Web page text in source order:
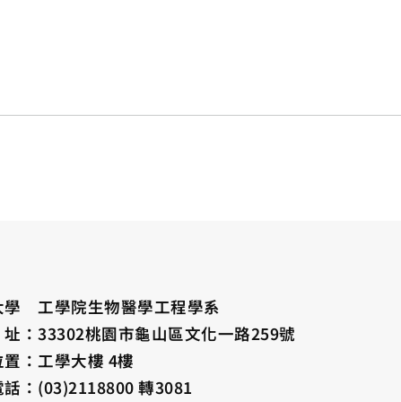
學 工學院生物醫學工程學系
33302桃園市龜山區文化一路259號
置：工學大樓 4樓
話：(03)2118800 轉3081